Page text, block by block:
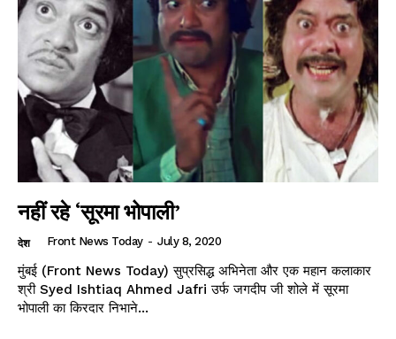
नहीं रहे ‘सूरमा भोपाली’
देश Front News Today - July 8, 2020
मुंबई (Front News Today) सुप्रसिद्ध अभिनेता और एक महान कलाकार
श्री Syed Ishtiaq Ahmed Jafri उर्फ जगदीप जी शोले में सूरमा
भोपाली का किरदार निभाने...